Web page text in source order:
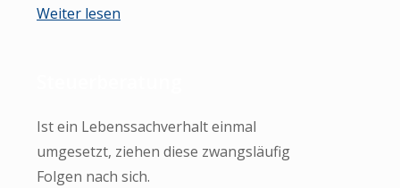
Weiter lesen
Ist ein Lebenssachverhalt einmal
umgesetzt, ziehen diese zwangsläufig
Folgen nach sich.